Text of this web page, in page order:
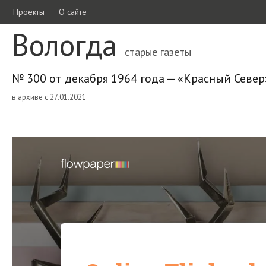
Проекты О сайте
Вологда старые газеты
№ 300 от декабря 1964 года — «Красный
в архиве с 27.01.2021